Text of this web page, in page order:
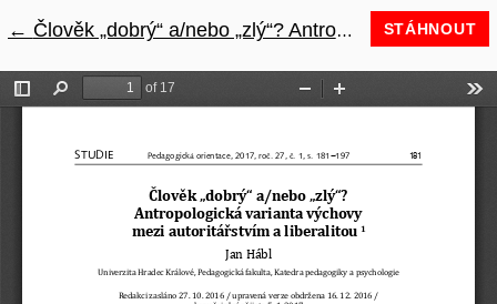
← Návrat na podrobnosti článku
Člověk „dobrý“ a/nebo „zlý“? Antropologická varianta výchovy mezi autoritářstvím a liberalitou STÁHNOUT